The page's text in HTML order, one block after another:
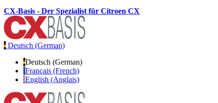
CX-Basis - Der Spezialist für Citroen CX
Deutsch (German)
Deutsch (German)
Français (French)
English (Anglais)